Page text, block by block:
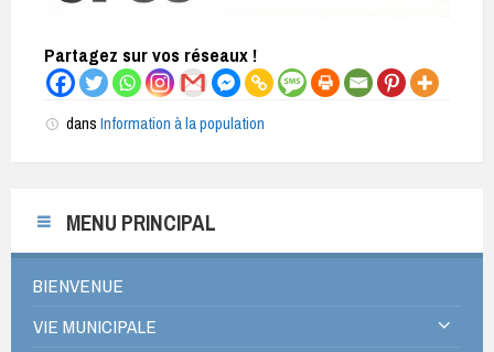
Partagez sur vos réseaux !
dans Information à la population
MENU PRINCIPAL
BIENVENUE
VIE MUNICIPALE